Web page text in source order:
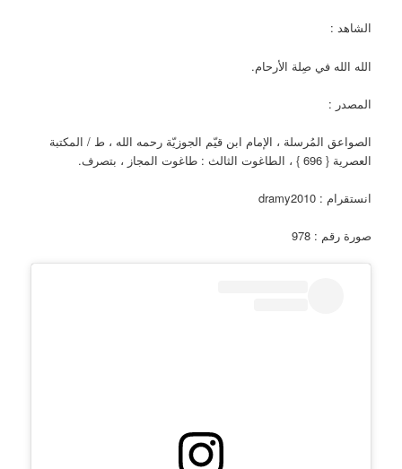
الشاهد :
الله الله في صِلة الأرحام.
المصدر :
الصواعق المُرسلة ، الإمام ابن قيّم الجوزيّة رحمه الله ، ط / المكتبة
العصرية { 696 } ، الطاغوت الثالث : طاغوت المجاز ، بتصرف.
انستقرام : dramy2010
صورة رقم : 978